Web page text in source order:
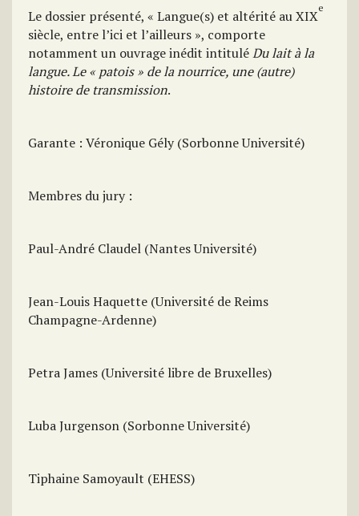
Le dossier présenté, « Langue(s) et altérité au XIXe
siècle, entre l’ici et l’ailleurs », comporte
notamment un ouvrage inédit intituléDu lait à la
langue. Le « patois » de la nourrice, une (autre)
histoire de transmission.
Garante : Véronique Gély (Sorbonne Université)
Membres du jury :
Paul-André Claudel (Nantes Université)
Jean-Louis Haquette (Université de Reims
Champagne-Ardenne)
Petra James (Université libre de Bruxelles)
Luba Jurgenson (Sorbonne Université)
Tiphaine Samoyault (EHESS)